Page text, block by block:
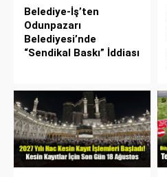
Belediye-İş’ten
Odunpazarı
Belediyesi’nde
“Sendikal Baskı” İddiası